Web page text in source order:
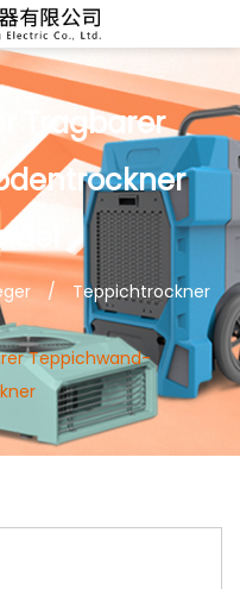
Tragbarer
/ Teppichtrockner
Teppichwand-